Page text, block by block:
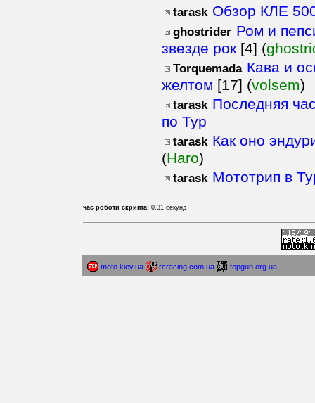
tarask Обзор КЛЕ
ghostrider Ром и
звезде рок [4] (
Torquemada Кава и
желтом [17] (volsem)
tarask Последняя
по Тур
tarask Как оно
(Haro)
tarask Мототрип в
час роботи скрипта: 0.31 секунд
moto.kiev.ua rcracing.com.ua topgun.org.ua